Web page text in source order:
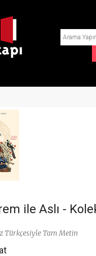
ile Aslı -
Türkçesiyle Tam Metin